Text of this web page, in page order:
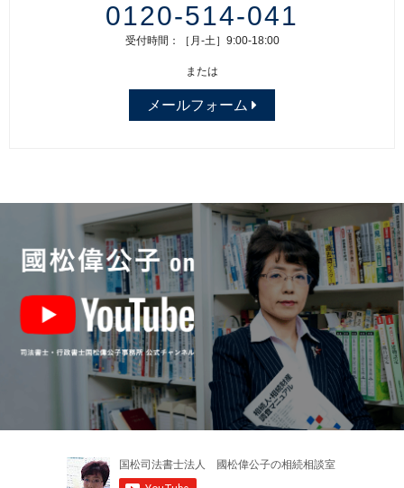
0120-514-041
受付時間：［月-土］9:00-18:00
または
メールフォーム